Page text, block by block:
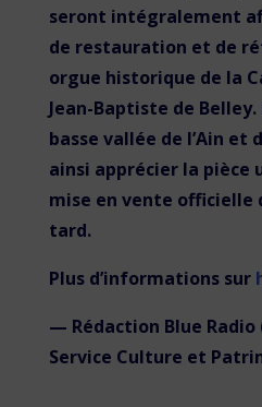
seront intégralement
de restauration et de
orgue historique de la
Jean-Baptiste de
basse vallée de l’Ain et
ainsi apprécier la pièce
mise en vente officielle
tard.
Plus d’informations sur
— Rédaction Blue Radio
Service Culture et